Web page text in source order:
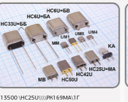
13500 \HC25U\\\\РК169МА\1Г